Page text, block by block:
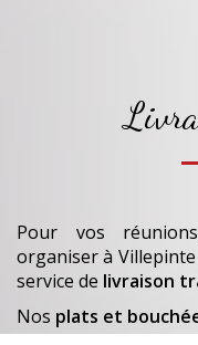
Pour vos
organiserà Villepinte
service de livraison
Nos plats et